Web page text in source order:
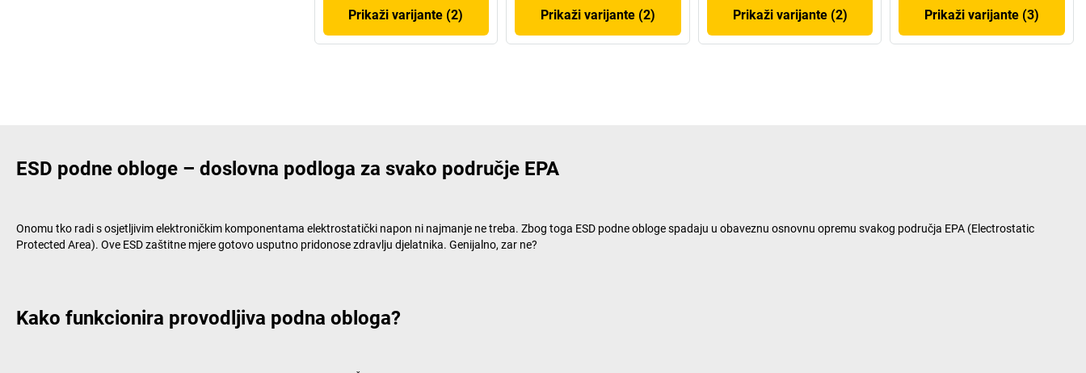
Prikaži varijante (2) Prikaži varijante (2) Prikaži varijante (2) Prikaži varijante (3)
ESD podne obloge – doslovna podloga za svako područje EPA
Onomu tko radi s osjetljivim elektroničkim komponentama elektrostatički napon ni najmanje ne treba. Zbog toga ESD podne obloge spadaju u obaveznu osnovnu opremu svakog područja EPA (Electrostatic
Protected Area). Ove ESD zaštitne mjere gotovo usputno pridonose zdravlju djelatnika. Genijalno, zar ne?
Kako funkcionira provodljiva podna obloga?